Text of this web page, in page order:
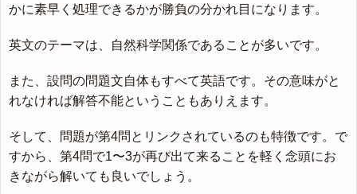
かに素早く処理できるかが勝負の分かれ目になります。
英文のテーマは、自然科学関係であることが多いです。
また、設問の問題文自体もすべて英語です。その意味がと
れなければ解答不能ということもありえます。
そして、問題が第4問とリンクされているのも特徴です。で
すから、第4問で1〜3が再び出て来ることを軽く念頭にお
きながら解いても良いでしょう。